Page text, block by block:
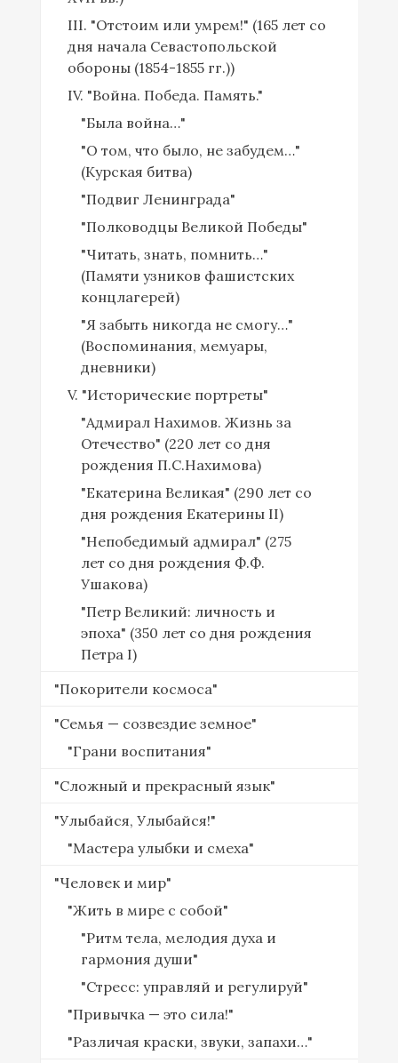
III. "Отстоим или умрем!" (165 лет со
дня начала Севастопольской
обороны (1854-1855 гг.))
IV. "Война. Победа. Память."
"Была война…"
"О том, что было, не забудем…"
(Курская битва)
"Подвиг Ленинграда"
"Полководцы Великой Победы"
"Читать, знать, помнить…"
(Памяти узников фашистских
концлагерей)
"Я забыть никогда не смогу…"
(Воспоминания, мемуары,
дневники)
V. "Исторические портреты"
"Адмирал Нахимов. Жизнь за
Отечество" (220 лет со дня
рождения П.С.Нахимова)
"Екатерина Великая" (290 лет со
дня рождения Екатерины II)
"Непобедимый адмирал" (275
лет со дня рождения Ф.Ф.
Ушакова)
"Петр Великий: личность и
эпоха" (350 лет со дня рождения
Петра I)
"Покорители космоса"
"Семья — созвездие земное"
"Грани воспитания"
"Сложный и прекрасный язык"
"Улыбайся, Улыбайся!"
"Мастера улыбки и смеха"
"Человек и мир"
"Жить в мире с собой"
"Ритм тела, мелодия духа и
гармония души"
"Стресс: управляй и регулируй"
"Привычка — это сила!"
"Различая краски, звуки, запахи…"